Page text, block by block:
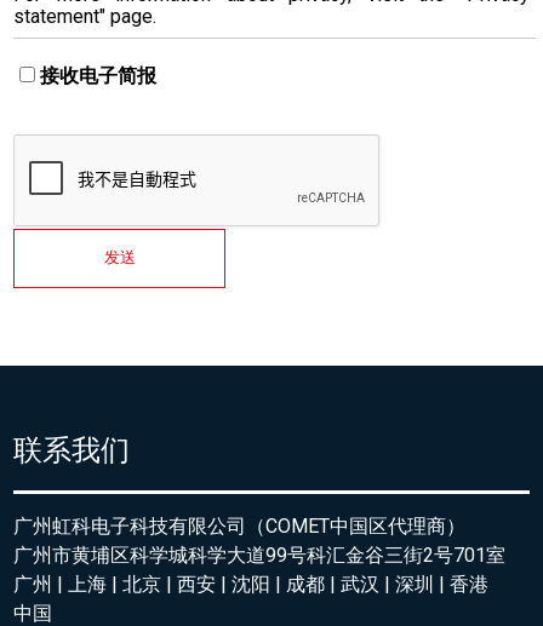
statement" page.
接收电子简报
发送
联系我们
广州虹科电子科技有限公司（COMET中国区代理商）
广州市黄埔区科学城科学大道99号科汇金谷三街2号701室
广州 | 上海 | 北京 | 西安 | 沈阳 | 成都 | 武汉 | 深圳 | 香港
中国